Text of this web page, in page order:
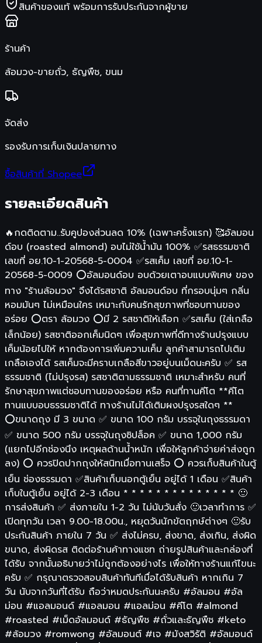
สินค้าของแท้ พร้อมการรับประกันจากผู้ขาย
ร้านค้า
ล้อมวง-ขายถั่ว, ธัญพืช, ขนม
จัดส่ง
รองรับการเก็บเงินปลายทาง
ซื้อสินค้าที่ Shopee
รายละเอียดสินค้า
🔥กดติดตาม..รับคูปองส่วนลด 10% (เฉพาะครั้งแรก) 🥰อัลมอน
ด์อบ (roasted almond) อบไม่ใช้น้ำมัน 100% ✅รสธรรมชาติ
เลขที่ อย.10-1-20568-5-0004 ✅รสเค็ม เลขที่ อย.10-1-
20568-5-0009 ⭕อัลมอนด์อบ อบด้วยเตาอบแบบพิเศษ ของ
ทาง "ร้านล้อมวง" จึงได้รสชาติ อัลมอนด์อบ ที่กรอบนุ่มๆ กลิ่น
หอมมันๆ ไม่เหมือนใคร เหมาะกับคนรักสุขภาพที่ชอบทานของ
อร่อย ⭕ตรา ล้อมวง ⭕️มี 2 รสชาติให้เลือก ✅รสเค็ม (ใส่เกลือ
เล็กน้อย) รสชาติออกเค็มนิดๆ เพื่อสุขภาพที่ดีทางร้านปรุงแบบ
เค็มน้อยไปให้ หากต้องการเพิ่มความเค็ม ลูกค้าสามารถไปเติม
เกลือเองได้ รสเค็มจะมีคราบเกลือสีขาวอยู่บนเม็ดนะครับ ✅ รส
ธรรมชาติ (ไม่ปรุงรส) รสชาติตามธรรมชาติ เหมาะสำหรับ คนที่
รักษาสุขภาพแต่ชอบทานของอร่อย หรือ คนที่ทานคีโต **คีโต
ทานแบบอบธรรมชาติได้ ทางร้านไม่ได้เติมผงปรุงรสใดๆ **
⭕️ขนาดถุง มี 3 ขนาด ✅ ขนาด 100 กรัม บรรจุในถุงธรรมดา
✅ ขนาด 500 กรัม บรรจุในถุงซิปล็อค ✅ ขนาด 1,000 กรัม
(แยกไปอีกช่องนึง เหตุผลด้านน้ำหนัก เพื่อให้ลูกค้าจ่ายค่าส่งถูก
ลง) ⭕️ ควรปิดปากถุงให้สนิทเมื่อทานเสร็จ ⭕️ ควรเก็บสินค้าในตู้
เย็น ช่องธรรมดา ✅สินค้าเก็บนอกตู้เย็น อยู่ได้ 1 เดือน ✅สินค้า
เก็บในตู้เย็น อยู่ได้ 2-3 เดือน * * * * * * * * * * * * * * 🙂
การส่งสินค้า ✅ ส่งภายใน 1-2 วัน ไม่นับวันสั่ง 🙂เวลาทำการ ✅
เปิดทุกวัน เวลา 9.00-18.00น., หยุดวันนักขัตฤกษ์ต่างๆ 🙂รับ
ประกันสินค้า ภายใน 7 วัน ✅ ส่งไม่ครบ, ส่งขาด, ส่งเกิน, ส่งผิด
ขนาด, ส่งผิดรส ติดต่อร้านค้าทางแชท ถ่ายรูปสินค้าและกล่องที่
ได้รับ จากนั้นอธิบายว่าไม่ถูกต้องอย่างไร เพื่อให้ทางร้านแก้ไขนะ
ครับ ✅ กรุณาตรวจสอบสินค้าทันทีเมื่อได้รับสินค้า หากเกิน 7
วัน นับจากวันที่ได้รับ ถือว่าหมดประกันนะครับ #อัลมอน #อัล
ม่อน #แอลมอนด์ #แอลมอน #แอลม่อน #คีโต #almond
#roasted #เม็ดอัลมอนด์ #ธัญพืช #ถั่วและธัญพืช #keto
#ล้อมวง #romwong #อัลมอนต์ #เจ #มังสวิรัติ #อัลมอนด์